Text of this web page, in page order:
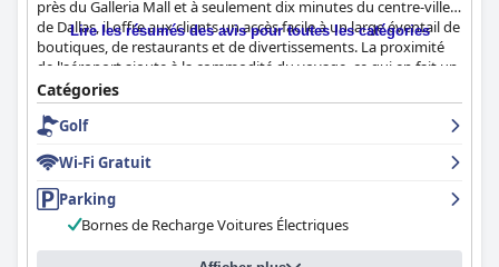
près du Galleria Mall et à seulement dix minutes du centre-ville
de Dallas, il offre aux clients un accès facile à un large éventail de
boutiques, de restaurants et de divertissements. La proximité
de l'aéroport ajoute à la commodité du voyage, ce qui en fait un
choix attrayant pour les nouveaux visiteurs comme pour ceux
qui reviennent. Les clients trouvent l'établissement propre et
beau avec un excellent rapport qualité-prix.
Les offres de petit-déjeuner reçoivent des commentaires
mitigés. De nombreux clients apprécient les nombreuses
options et la bonne qualité, appréciant particulièrement le salon
club et les fruits fraîchement préparés. Le petit-déjeuner est
généralement considéré comme bon et à un prix raisonnable,
Lire les résumés des avis pour toutes les catégories
Catégories
Golf
Wi-Fi Gratuit
Parking
Bornes de Recharge Voitures Électriques